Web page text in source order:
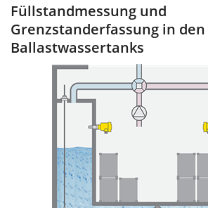
Füllstandmessung und
Grenzstanderfassung in den
Ballastwassertanks